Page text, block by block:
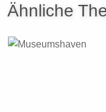
Ähnliche